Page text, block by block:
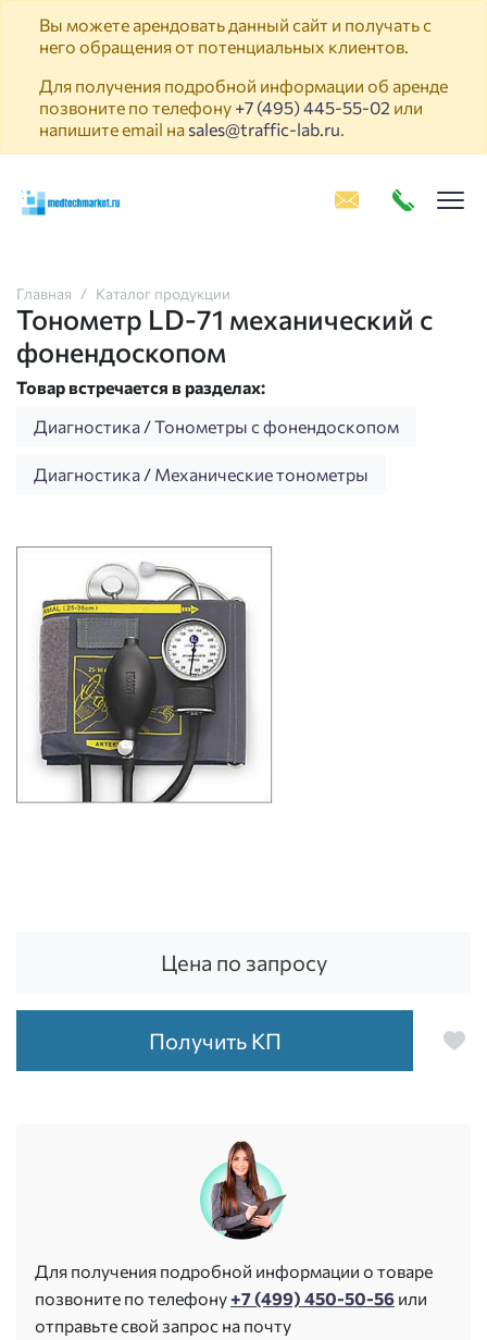
Вы можете арендовать данный сайт и получать с
него обращения от потенциальных клиентов.
Для получения подробной информации об аренде
позвоните по телефону +7 (495) 445-55-02 или
напишите email на sales@traffic-lab.ru.
Главная Каталог продукции
Тонометр LD-71 механический с
фонендоскопом
Товар встречается в разделах:
Диагностика /Тонометры с фонендоскопом
Диагностика / Механические тонометры
Цена по запросу
Получить КП
Для получения подробной информации о товаре
позвоните по телефону+7 (499) 450-50-56 или
отправьте свой запрос на почту